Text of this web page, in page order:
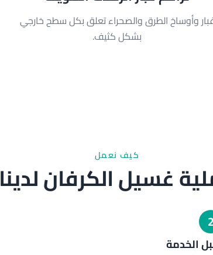
وأوساخ الطرق والصحراء تعلق بكل سطح خارجي
بشكل كثيف.
كيف نعمل
غسيل الكرفان لدينا
2
الخدمة